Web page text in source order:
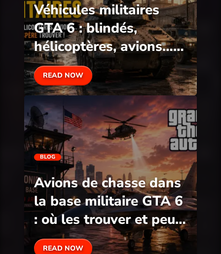
Véhicules militaires
GTA 6 : blindés,
hélicoptères, avions…
ce qu’on espère trouver
READ NOW
BLOG
Avions de chasse dans
la base militaire GTA 6
: où les trouver et peut-
on les voler ?
READ NOW